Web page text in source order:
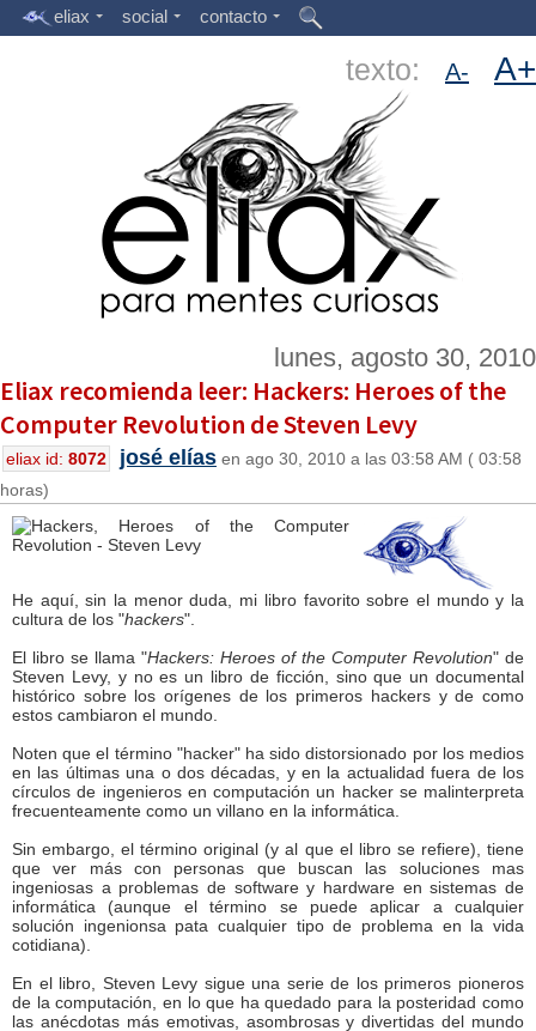
eliax social contacto
texto: A- A+
lunes, agosto 30, 2010
Eliax recomienda leer: Hackers: Heroes of the
Computer Revolution de Steven Levy
eliax id: 8072 josé elías en ago 30, 2010 a las 03:58 AM ( 03:58
horas)
He aquí, sin la menor duda, mi libro favorito sobre el mundo y la
cultura de los "hackers".
El libro se llama "Hackers: Heroes of the Computer Revolution" de
Steven Levy, y no es un libro de ficción, sino que un documental
histórico sobre los orígenes de los primeros hackers y de como
estos cambiaron el mundo.
Noten que el término "hacker" ha sido distorsionado por los medios
en las últimas una o dos décadas, y en la actualidad fuera de los
círculos de ingenieros en computación un hacker se malinterpreta
frecuenteamente como un villano en la informática.
Sin embargo, el término original (y al que el libro se refiere), tiene
que ver más con personas que buscan las soluciones mas
ingeniosas a problemas de software y hardware en sistemas de
informática (aunque el término se puede aplicar a cualquier
solución ingenionsa pata cualquier tipo de problema en la vida
cotidiana).
En el libro, Steven Levy sigue una serie de los primeros pioneros
de la computación, en lo que ha quedado para la posteridad como
las anécdotas más emotivas, asombrosas y divertidas del mundo